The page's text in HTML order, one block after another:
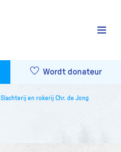
Wordt donateur
Slachterij en rokerij Chr. de Jong